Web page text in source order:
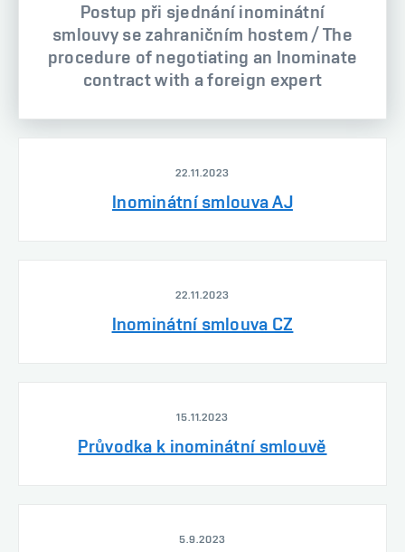
Postup při sjednání inominátní
smlouvy se zahraničním hostem / The
procedure of negotiating an Inominate
contract with a foreign expert
22.11.2023
Inominátní smlouva AJ
22.11.2023
Inominátní smlouva CZ
15.11.2023
Průvodka k inominátní smlouvě
5.9.2023